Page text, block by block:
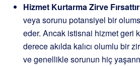
Hizmet Kurtarma Zirve
veya sorunu potansiyel bir
eder. Ancak istisnai hizmet geri
derece akılda kalıcı olumlu bir
ve genellikle sorunun hiç